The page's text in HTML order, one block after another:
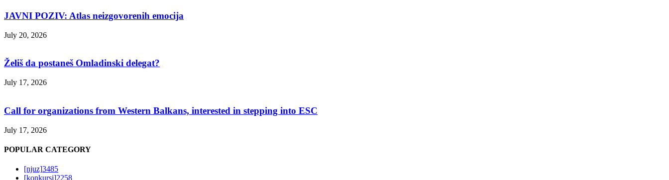
JAVNI POZIV: Atlas neizgovorenih emocija
July 20, 2026
Želiš da postaneš Omladinski delegat?
July 17, 2026
Call for organizations from Western Balkans, interested in stepping into ESC
July 17, 2026
POPULAR CATEGORY
[njuz]3485
[konkursi]2258